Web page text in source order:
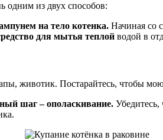
одним из двух способов:
на тело котенка. Начиная со
для мытья теплой водой в
животик. Постарайтесь, чтобы
шаг – ополаскивание.